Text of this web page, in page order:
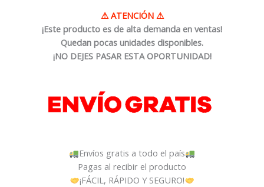
⚠ATENCIÓN ⚠
¡Este producto es de alta demanda en ventas!
Quedan pocas unidades disponibles.
¡NO DEJES PASAR ESTA OPORTUNIDAD!
Envíos gratis a todo el país
Pagas al recibir el producto
¡FÁCIL, RÁPIDO Y SEGURO!